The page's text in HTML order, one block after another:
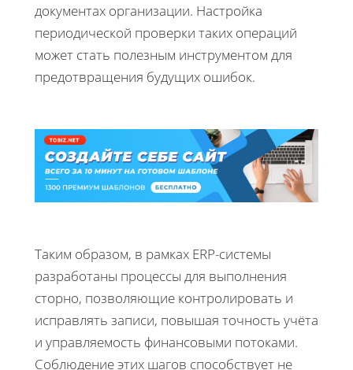
документах организации. Настройка
периодической проверки таких операций
может стать полезным инструментом для
предотвращения будущих ошибок.
Таким образом, в рамках ERP-системы
разработаны процессы для выполнения
сторно, позволяющие контролировать и
исправлять записи, повышая точность учёта
и управляемость финансовыми потоками.
Соблюдение этих шагов способствует не